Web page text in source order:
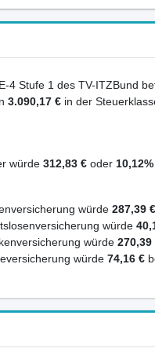
4 Stufe 1 des TV-ITZBund
3.090,17 €in der
würde 312,83 €oder 10,12%
würde 287,39 €
würde
würde 270,39
würde 74,16 €